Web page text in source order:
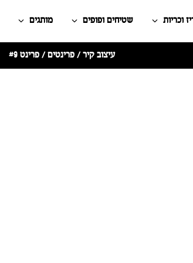
וכריות שטיחים ופופים מותגים
עיצוב קיר/פרינטים/ פרינט #9